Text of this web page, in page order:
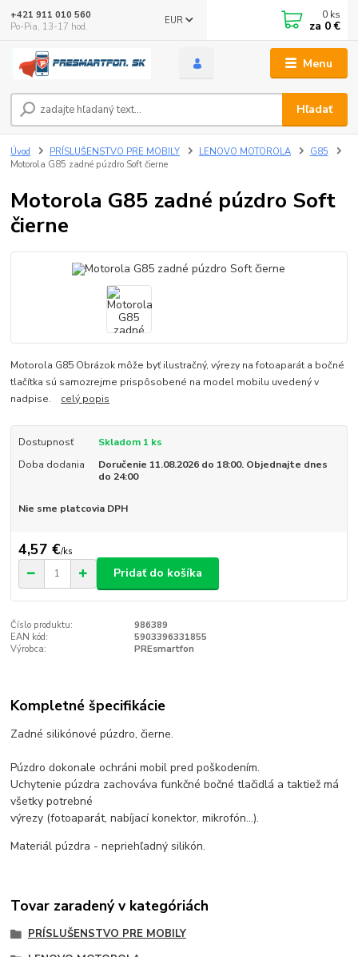
Menu
EUR
Hľadať
+421 911 010 560
Po-Pia, 13-17 hod.
0 ks
za 0 €
Úvod PRÍSLUŠENSTVO PRE MOBILY LENOVO MOTOROLA
G85
Motorola G85 zadné púzdro Soft čierne
Motorola G85 zadné púzdro Soft
čierne
Motorola G85 Obrázok môže byť ilustračný, výrezy na fotoaparát a bočné
tlačítka sú samozrejme prispôsobené na model mobilu uvedený v
nadpise. celý popis
Dostupnosť
Skladom 1 ks
Doba dodania
Doručenie 11.08.2026 do 18:00. Objednajte dnes
do 24:00
Nie sme platcovia DPH
4,57 €/ks
Pridať do košíka
Číslo produktu:
986389
EAN kód:
5903396331855
Výrobca:
PREsmartfon
Kompletné špecifikácie
Zadné silikónové púzdro, čierne.
Púzdro dokonale ochráni mobil pred poškodením.
Uchytenie púzdra zachováva funkčné bočné tlačidlá a taktiež má
všetky potrebné
výrezy (fotoaparát, nabíjací konektor, mikrofón...).
Materiál púzdra - nepriehľadný silikón.
Tovar zaradený v kategóriách
PRÍSLUŠENSTVO PRE MOBILY